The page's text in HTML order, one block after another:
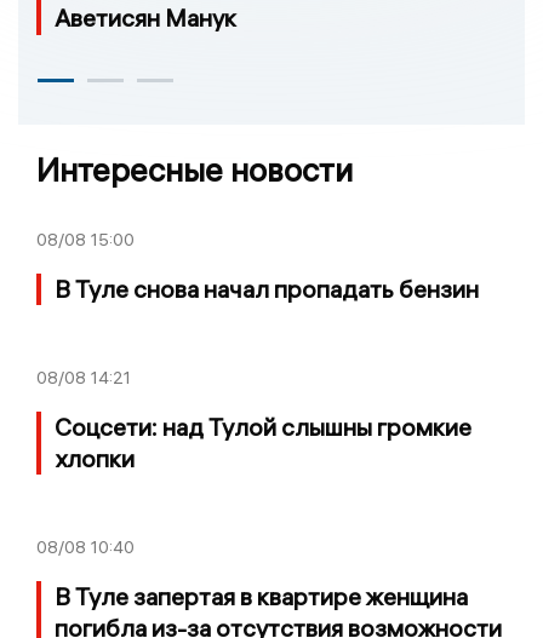
Аветисян Манук
Интересные новости
08/08 15:00
В Туле снова начал пропадать бензин
08/08 14:21
Соцсети: над Тулой слышны громкие
хлопки
08/08 10:40
В Туле запертая в квартире женщина
погибла из-за отсутствия возможности